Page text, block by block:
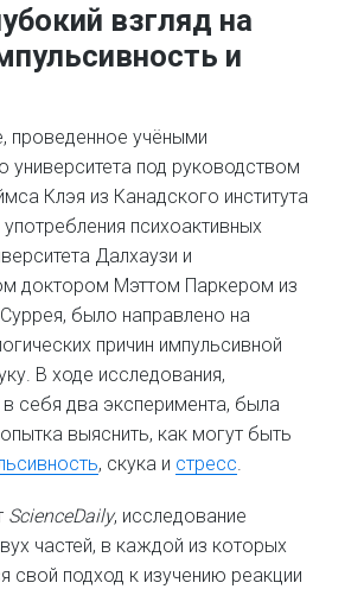
взгляд на
и
проведенное учёными
университета под руководством
Клэя из Канадского института
психоактивных
Далхаузи и
доктором Мэттом Паркером из
было направлено на
причин импульсивной
В ходе исследования,
себя два эксперимента, была
выяснить, как могут быть
, скука и стресс.
ScienceDaily, исследование
частей, в каждой из которых
свой подход к изучению реакции